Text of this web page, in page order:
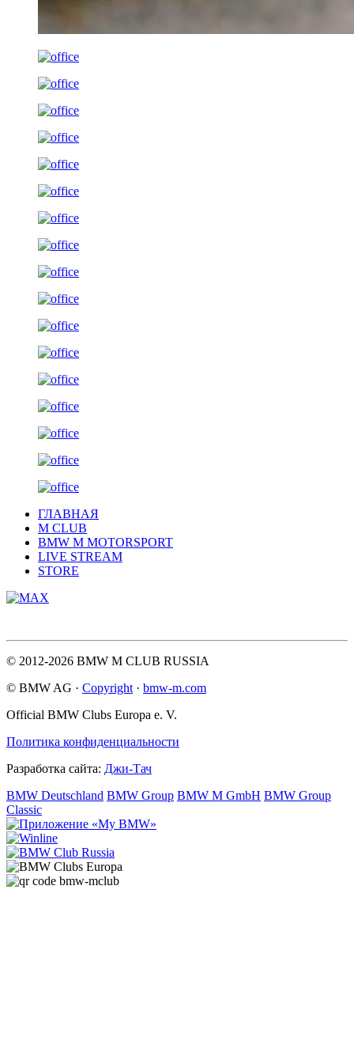
ГЛАВНАЯ
M CLUB
BMW M MOTORSPORT
LIVE STREAM
STORE
© 2012-2026 BMW M CLUB RUSSIA
© BMW AG · Copyright · bmw-m.com
Official BMW Clubs Europa e. V.
Политика конфиденциальности
Разработка сайта: Джи-Тач
BMW Deutschland BMW Group BMW M GmbH BMW Group
Classic